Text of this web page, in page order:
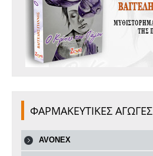
ΦΑΡΜΑΚΕΥΤΙΚΕΣ ΑΓΩΓΕΣ
AVONEX